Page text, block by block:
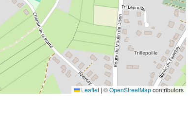
Leaflet | ©OpenStreetMapcontributors